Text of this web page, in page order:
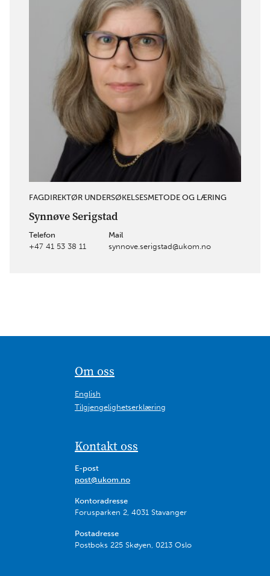
FAGDIREKTØR UNDERSØKELSESMETODE OG LÆRING
Synnøve Serigstad
Telefon
+47 41 53 38 11
Mail
synnove.serigstad@ukom.no
Om oss
English
Tilgjengelighetserklæring
Kontakt oss
E-post
post@ukom.no
Kontoradresse
Forusparken 2, 4031 Stavanger
Postadresse
Postboks 225 Skøyen, 0213 Oslo